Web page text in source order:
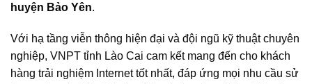
huyện Bảo Yên.
Với hạ tầng viễn thông hiện đại và đội ngũ kỹ thuật chuyên
nghiệp, VNPT tỉnh Lào Cai cam kết mang đến cho khách
hàng trải nghiệm Internet tốt nhất, đáp ứng mọi nhu cầu sử